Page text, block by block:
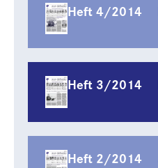
Heft 4/2014
Heft 3/2014
Heft 2/2014